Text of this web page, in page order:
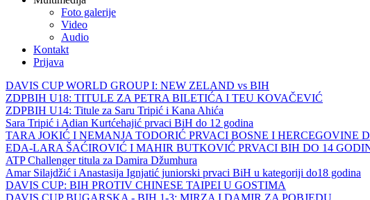
Foto galerije
Video
Audio
Kontakt
Prijava
DAVIS CUP WORLD GROUP I: NEW ZELAND vs BIH
ZDPBIH U18: TITULE ZA PETRA BILETIĆA I TEU KOVAČEVIĆ
ZDPBIH U14: Titule za Saru Tripić i Kana Ahića
Sara Tripić i Adian Kurtćehajić prvaci BiH do 12 godina
TARA JOKIĆ I NEMANJA TODORIĆ PRVACI BOSNE I HERCEGOVINE
EDA-LARA ŠAĆIROVIĆ I MAHIR BUTKOVIĆ PRVACI BIH DO 14
ATP Challenger titula za Damira Džumhura
Amar Silajdžić i Anastasija Ignjatić juniorski prvaci BiH u kategoriji do18 godina
DAVIS CUP: BIH PROTIV CHINESE TAIPEI U GOSTIMA
DAVIS CUP BUGARSKA - BIH 1-3: MIRZA I DAMIR ZA POBJEDU